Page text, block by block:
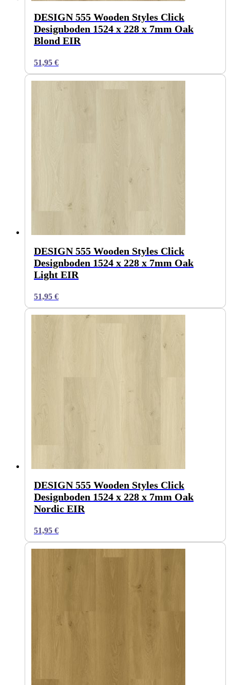
DESIGN 555 Wooden Styles Click
Designboden 1524 x 228 x 7mm Oak
Blond EIR
51,95 €
DESIGN 555 Wooden Styles Click
Designboden 1524 x 228 x 7mm Oak
Light EIR
51,95 €
DESIGN 555 Wooden Styles Click
Designboden 1524 x 228 x 7mm Oak
Nordic EIR
51,95 €